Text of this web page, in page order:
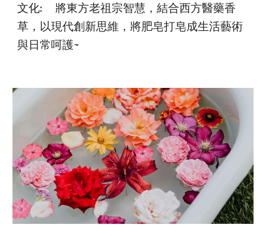
文化:
將東方老祖宗智慧，結合西方醫藥香
草，以現代創新思維，將肥皂打皂成生活藝術
與日常呵護~